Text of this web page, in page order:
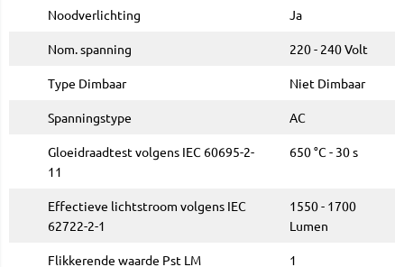
Noodverlichting Ja
Nom. spanning 220 - 240 Volt
Type Dimbaar Niet Dimbaar
Spanningstype AC
Gloeidraadtest volgens IEC 60695-2-
11
650 °C - 30 s
Effectieve lichtstroom volgens IEC
62722-2-1
1550 - 1700
Lumen
Flikkerende waarde Pst LM 1